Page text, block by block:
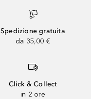
Spedizione gratuita
da 35,00 €
Click & Collect
in 2 ore